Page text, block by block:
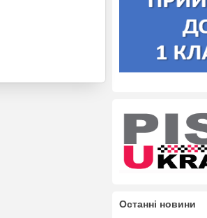
Останні новини